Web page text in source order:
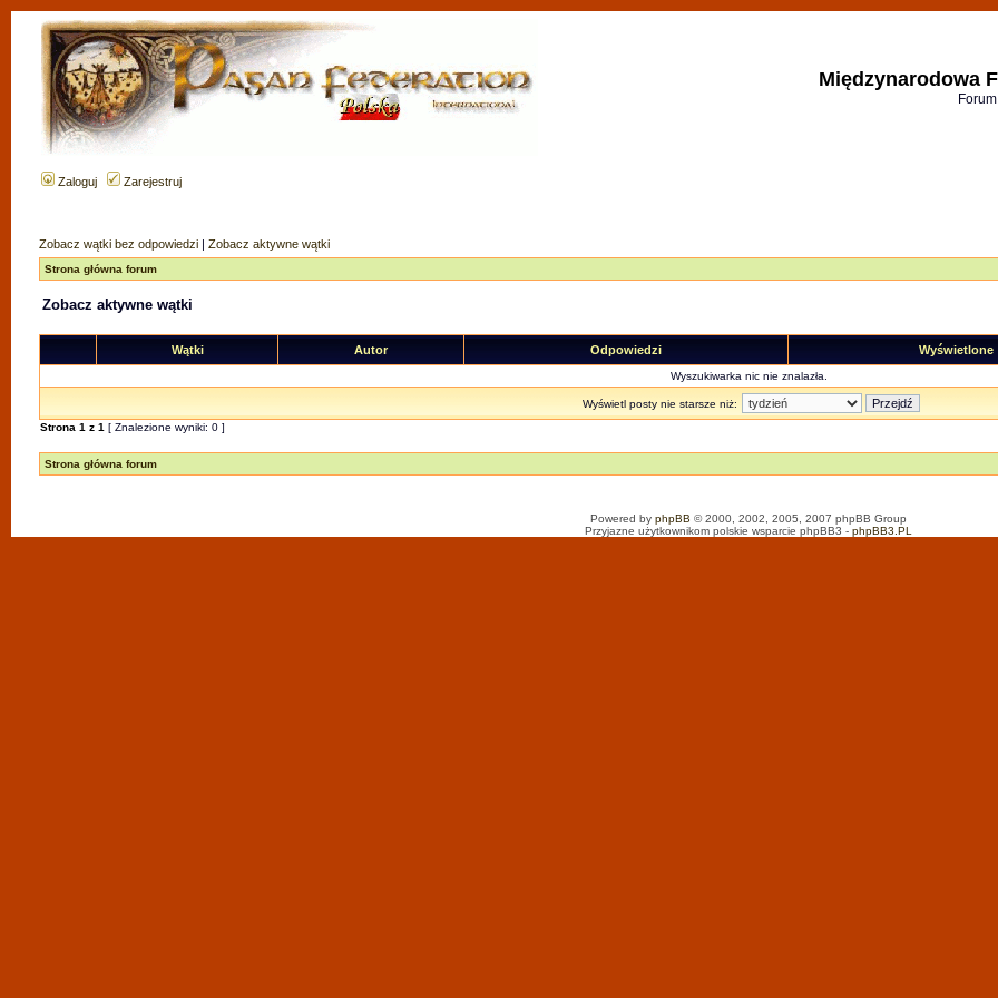
Międzynarodowa
Zaloguj Zarejestruj
Zobacz wątki bez odpowiedzi | Zobacz aktywne wątki
Strona główna forum
Zobacz aktywne wątki
Wątki Autor Odpowiedzi Wyświetlone
Wyszukiwarka nic nie znalazła.
Wyświetl posty nie starsze niż:
Strona 1 z 1 [ Znalezione wyniki: 0 ]
Strona główna forum
Powered by phpBB © 2000, 2002, 2005, 2007 phpBB Group
Przyjazne użytkownikom polskie wsparcie phpBB3 - phpBB3.PL